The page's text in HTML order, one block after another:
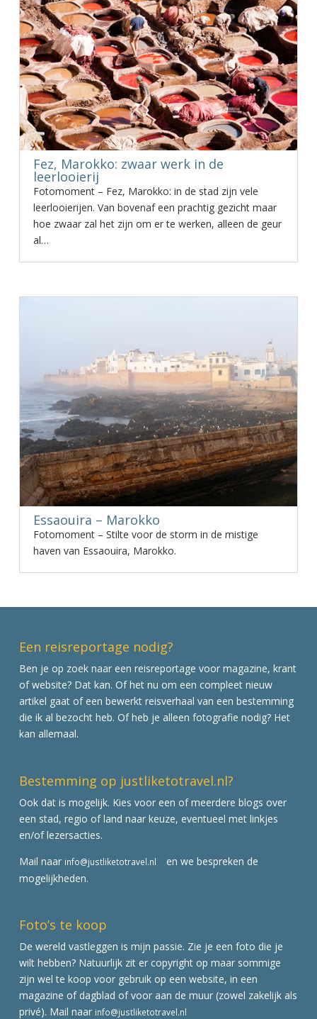
Fez, Marokko: zwaar werk in de
leerlooierij
Fotomoment – Fez, Marokko: in de stad zijn vele
leerlooierijen. Van bovenaf een prachtig gezicht maar
hoe zwaar zal het zijn om er te werken, alleen de geur
al…
Essaouira – Marokko
Fotomoment – Stilte voor de storm in de mistige
haven van Essaouira, Marokko.
Een reisreportage nodig?
Ben je op zoek naar een reisreportage voor magazine, krant
of website? Dat kan. Of het nu om een compleet nieuw
artikel gaat of een bewerkt reisverhaal van een bestemming
die ik al bezocht heb. Of heb je alleen fotografie nodig? Het
kan allemaal.
Bestemming op justliketotravel.nl?
Ook dat is mogelijk. Kies voor een of meerdere blogs over
een stad, regio of land naar keuze, eventueel met linkjes
en/of lezersacties.
Mail naar info@justliketotravel.nl
en we bespreken de
mogelijkheden.
Foto’s te koop
De wereld vastleggen is mijn passie. Zie je een foto die je
wilt hebben? Natuurlijk zit er copyright op maar sommige
zijn wel te koop voor gebruik op een website, in een
magazine of dagblad of voor aan de muur (zowel zakelijk als
privé). Mail naar info@justliketotravel.nl